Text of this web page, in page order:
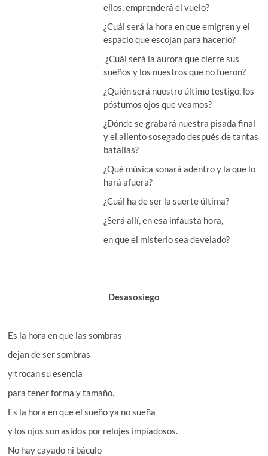
ellos, emprenderá el vuelo?
¿Cuál será la hora en que emigren y el
espacio que escojan para hacerlo?
¿Cuál será la aurora que cierre sus
sueños y los nuestros que no fueron?
¿Quién será nuestro último testigo, los
póstumos ojos que veamos?
¿Dónde se grabará nuestra pisada final
y el aliento sosegado después de tantas
batallas?
¿Qué música sonará adentro y la que lo
hará afuera?
¿Cuál ha de ser la suerte última?
¿Será allí, en esa infausta hora,
en que el misterio sea develado?
Desasosiego
Es la hora en que las sombras
dejan de ser sombras
y trocan su esencia
para tener forma y tamaño.
Es la hora en que el sueño ya no sueña
y los ojos son asidos por relojes impiadosos.
No hay cayado ni báculo